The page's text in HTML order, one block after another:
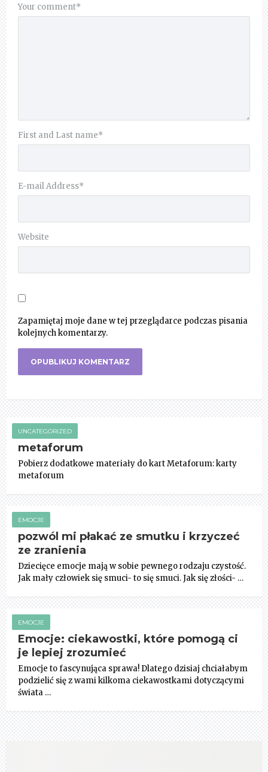
Your comment*
First and Last name*
E-mail Address*
Website
Zapamiętaj moje dane w tej przeglądarce podczas pisania
kolejnych komentarzy.
UNCATEGORIZED
metaforum
Pobierz dodatkowe materiały do kart Metaforum: karty
metaforum
EMOCJE
pozwól mi płakać ze smutku i krzyczeć
ze zranienia
Dziecięce emocje mają w sobie pewnego rodzaju czystość.
Jak mały człowiek się smuci- to się smuci. Jak się złości- …
EMOCJE
Emocje: ciekawostki, które pomogą ci
je lepiej zrozumieć
Emocje to fascynująca sprawa! Dlatego dzisiaj chciałabym
podzielić się z wami kilkoma ciekawostkami dotyczącymi
świata …